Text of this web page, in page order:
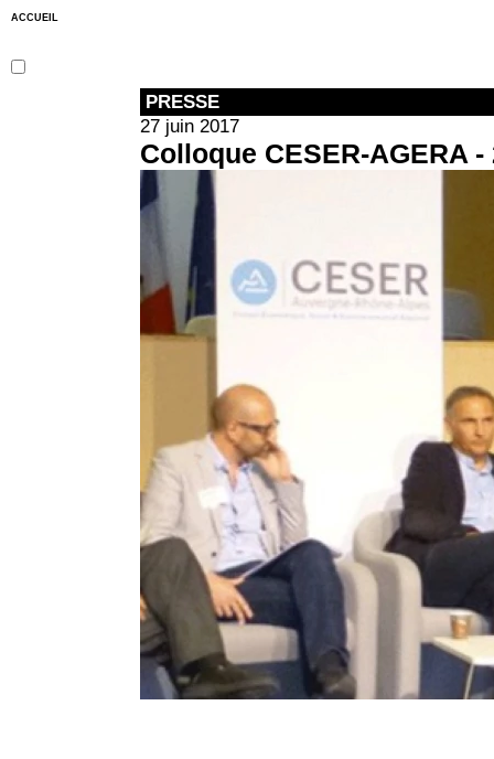
ACCUEIL
PRESSE
27 juin 2017
Colloque CESER-AGERA